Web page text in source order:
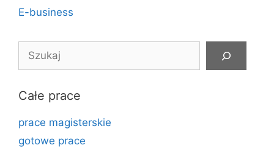
E-business
Szukaj
Całe prace
prace magisterskie
gotowe prace